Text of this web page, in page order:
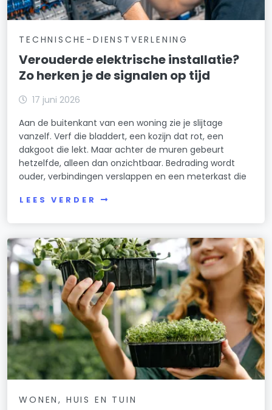
TECHNISCHE-DIENSTVERLENING
Verouderde elektrische installatie?
Zo herken je de signalen op tijd
17 juni 2026
Aan de buitenkant van een woning zie je slijtage
vanzelf. Verf die bladdert, een kozijn dat rot, een
dakgoot die lekt. Maar achter de muren gebeurt
hetzelfde, alleen dan onzichtbaar. Bedrading wordt
ouder, verbindingen verslappen en een meterkast die
LEES VERDER
WONEN, HUIS EN TUIN